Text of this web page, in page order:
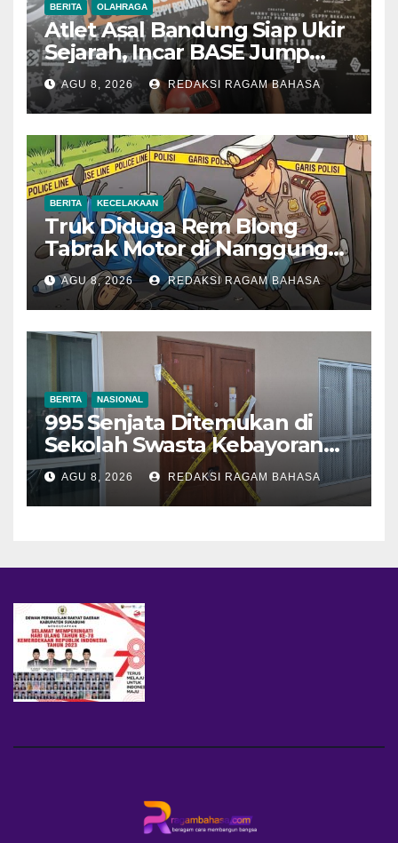
BERITA OLAHRAGA
Atlet Asal Bandung Siap Ukir
Sejarah, Incar BASE Jump
dari Eiger Mushroom Swiss
AGU 8, 2026 REDAKSI RAGAM BAHASA
BERITA KECELAKAAN
Truk Diduga Rem Blong
Tabrak Motor di Nanggung
Bogor, Dua Orang Tewas
AGU 8, 2026 REDAKSI RAGAM BAHASA
BERITA NASIONAL
995 Senjata Ditemukan di
Sekolah Swasta Kebayoran
Lama, Ada Bunker hingga
Barang Terlarang
AGU 8, 2026 REDAKSI RAGAM BAHASA